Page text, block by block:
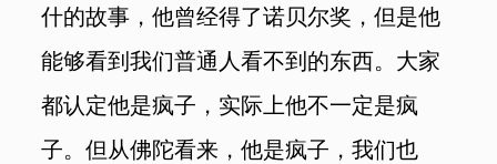
什的故事，他曾经得了诺贝尔奖，但是他
能够看到我们普通人看不到的东西。大家
都认定他是疯子，实际上他不一定是疯
子。但从佛陀看来，他是疯子，我们也